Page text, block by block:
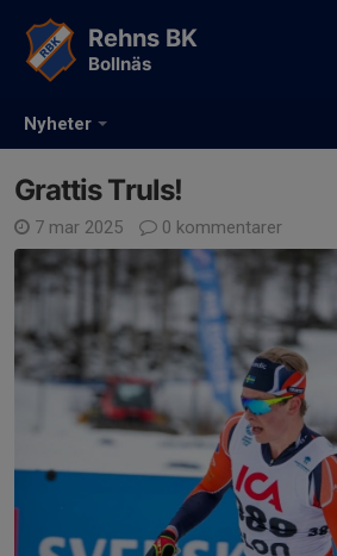
Nyheter
Rehns BK
Bollnäs
Grattis Truls!
7 mar 2025 0 kommentarer